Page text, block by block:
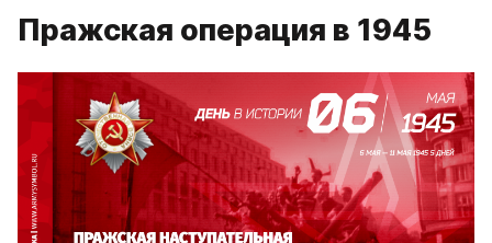
Пражская операция в 1945